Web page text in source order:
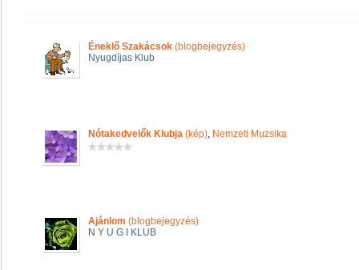
Éneklő Szakácsok (blogbejegyzés)
Nyugdíjas Klub
Nótakedvelők Klubja (kép), Nemzeti Muzsika
Ajánlom (blogbejegyzés)
N Y U G I KLUB